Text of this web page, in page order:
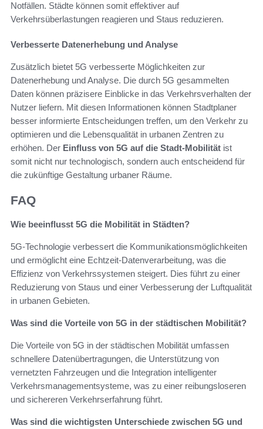
Notfällen. Städte können somit effektiver auf
Verkehrsüberlastungen reagieren und Staus reduzieren.
Verbesserte Datenerhebung und Analyse
Zusätzlich bietet 5G verbesserte Möglichkeiten zur
Datenerhebung und Analyse. Die durch 5G gesammelten
Daten können präzisere Einblicke in das Verkehrsverhalten der
Nutzer liefern. Mit diesen Informationen können Stadtplaner
besser informierte Entscheidungen treffen, um den Verkehr zu
optimieren und die Lebensqualität in urbanen Zentren zu
erhöhen. Der Einfluss von 5G auf die Stadt-Mobilität ist
somit nicht nur technologisch, sondern auch entscheidend für
die zukünftige Gestaltung urbaner Räume.
FAQ
Wie beeinflusst 5G die Mobilität in Städten?
5G-Technologie verbessert die Kommunikationsmöglichkeiten
und ermöglicht eine Echtzeit-Datenverarbeitung, was die
Effizienz von Verkehrssystemen steigert. Dies führt zu einer
Reduzierung von Staus und einer Verbesserung der Luftqualität
in urbanen Gebieten.
Was sind die Vorteile von 5G in der städtischen Mobilität?
Die Vorteile von 5G in der städtischen Mobilität umfassen
schnellere Datenübertragungen, die Unterstützung von
vernetzten Fahrzeugen und die Integration intelligenter
Verkehrsmanagementsysteme, was zu einer reibungsloseren
und sichereren Verkehrserfahrung führt.
Was sind die wichtigsten Unterschiede zwischen 5G und